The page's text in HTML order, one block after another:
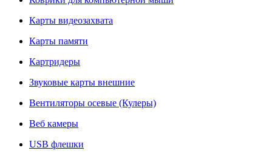
Карты видеозахвата
Карты памяти
Картридеры
Звуковые карты внешние
Вентиляторы осевые (Кулеры)
Веб камеры
USB флешки